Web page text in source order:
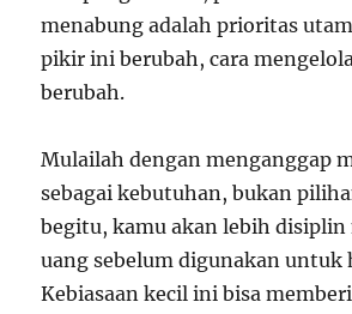
menabung adalah prioritas
pikir ini berubah, cara
berubah.
Mulailah dengan menganggap
sebagai kebutuhan, bukan
begitu, kamu akan lebih
uang sebelum digunakan untuk
Kebiasaan kecil ini bisa